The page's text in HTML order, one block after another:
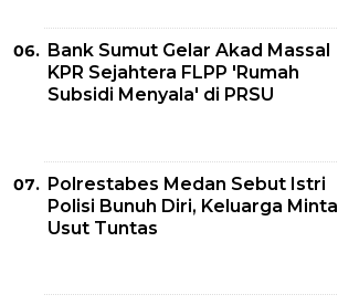
Bank Sumut Gelar Akad Massal
KPR Sejahtera FLPP 'Rumah
Subsidi Menyala' di PRSU
Polrestabes Medan Sebut Istri
Polisi Bunuh Diri, Keluarga Minta
Usut Tuntas